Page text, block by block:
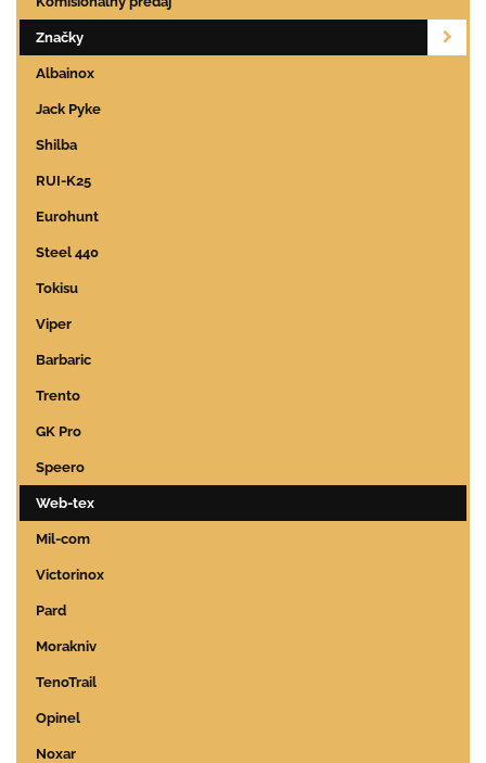
Značky
Albainox
Jack Pyke
Shilba
RUI-K25
Eurohunt
Steel 440
Tokisu
Viper
Barbaric
Trento
GK Pro
Speero
Web-tex
Mil-com
Victorinox
Pard
Morakniv
TenoTrail
Opinel
Noxar